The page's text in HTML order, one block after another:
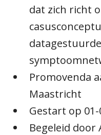
dat zich richt
datagestuurde
Promovenda
Maastricht
Gestart op 01-
Begeleid door